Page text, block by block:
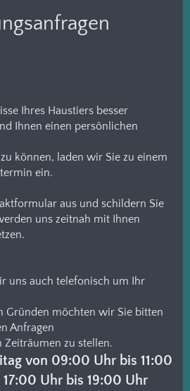
Ihres Haustiers besser
Ihnen einen persönlichen
können, laden wir Sie zu einem
ein.
aus und schildern Sie
uns zeitnah mit Ihnen
uns auch telefonisch um Ihr
Gründen möchten wir Sie bitten
Anfragen
Zeiträumen zu stellen.
von 09:00 Uhr bis 11:00
Uhr bis 19:00 Uhr